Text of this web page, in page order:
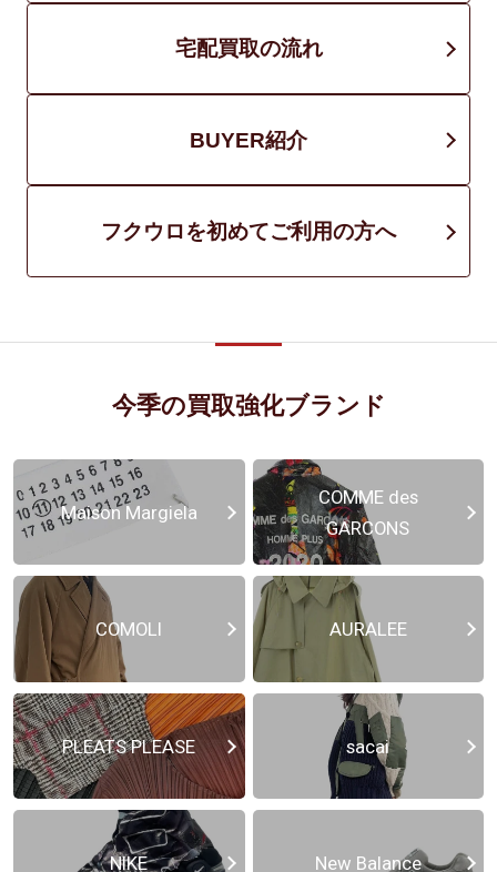
宅配買取の流れ
BUYER紹介
フクウロを初めてご利用の方へ
今季の買取強化ブランド
Maison Margiela
COMME des
GARCONS
COMOLI AURALEE
PLEATS PLEASE sacai
NIKE New Balance